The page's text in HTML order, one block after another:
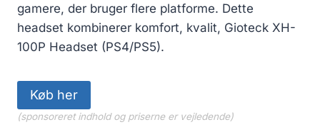
gamere, der bruger flere platforme. Dette
headset kombinerer komfort, kvalit, Gioteck XH-
100P Headset (PS4/PS5).
Køb her
(sponsoreret indhold og priserne er vejledende)